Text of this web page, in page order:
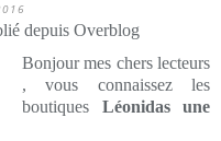
depuis Overblog
Bonjour mes chers lecteurs
, vous connaissez les
boutiques Léonidas une